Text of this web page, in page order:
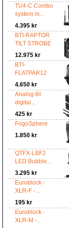
TU4-C Combo
system m...
4.395 kr
BTI-RAPTOR
TILT STROBE
12.975 kr
BTI-
FLATPAR12
4.650 kr
Analog till
digital...
425 kr
FogoSphere
1.850 kr
QTFX-LBF2
LED Bubble...
3.295 kr
Euroblock -
XLR-F -...
195 kr
Euroblock -
XLR-M -...